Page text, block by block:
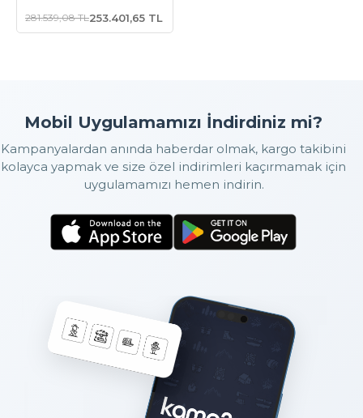
Tm400 ( Çift Dingil
Uyumlu )
281.539,08 TL253.401,65 TL
Mobil Uygulamamızı İndirdiniz mi?
Kampanyalardan anında haberdar olmak, kargo takibini
kolayca yapmak ve size özel indirimleri kaçırmamak için
uygulamamızı hemen indirin.